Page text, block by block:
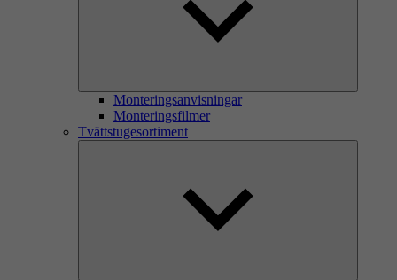
Monteringsanvisningar
Monteringsfilmer
Tvättstugesortiment